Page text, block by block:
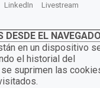
LinkedIn
Livestream
DESDE EL
en un dispositivo
el historial del
se suprimen las